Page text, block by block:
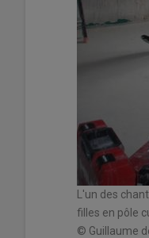
L'un des
filles en pôle
© Guillaume